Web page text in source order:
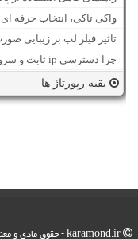
واکی تاکی، انتخاب حرفه
تاثیر فیلر لب بر زیبایی
چرا دسترسی ip ثابت و سرویس های پیشرفته برای کاربران حرفه ای ضروری است؟
بقیه رپورتاژ ها